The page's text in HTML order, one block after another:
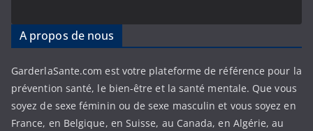
A propos de nous
GarderlaSante.com est votre plateforme de référence pour la
prévention santé, le bien-être et la santé mentale. Que vous
soyez de sexe féminin ou de sexe masculin et vous soyez en
France, en Belgique, en Suisse, au Canada, en Algérie, au